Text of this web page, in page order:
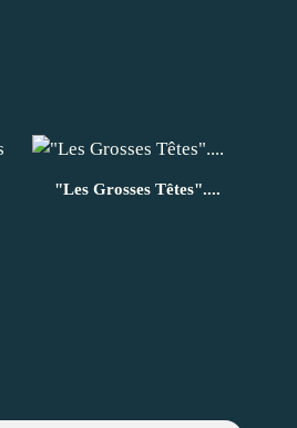
"Les Grosses Têtes"....